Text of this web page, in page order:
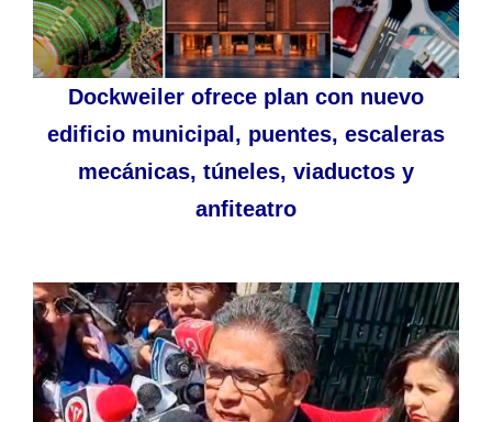
Dockweiler ofrece plan con nuevo
edificio municipal, puentes, escaleras
mecánicas, túneles, viaductos y
anfiteatro